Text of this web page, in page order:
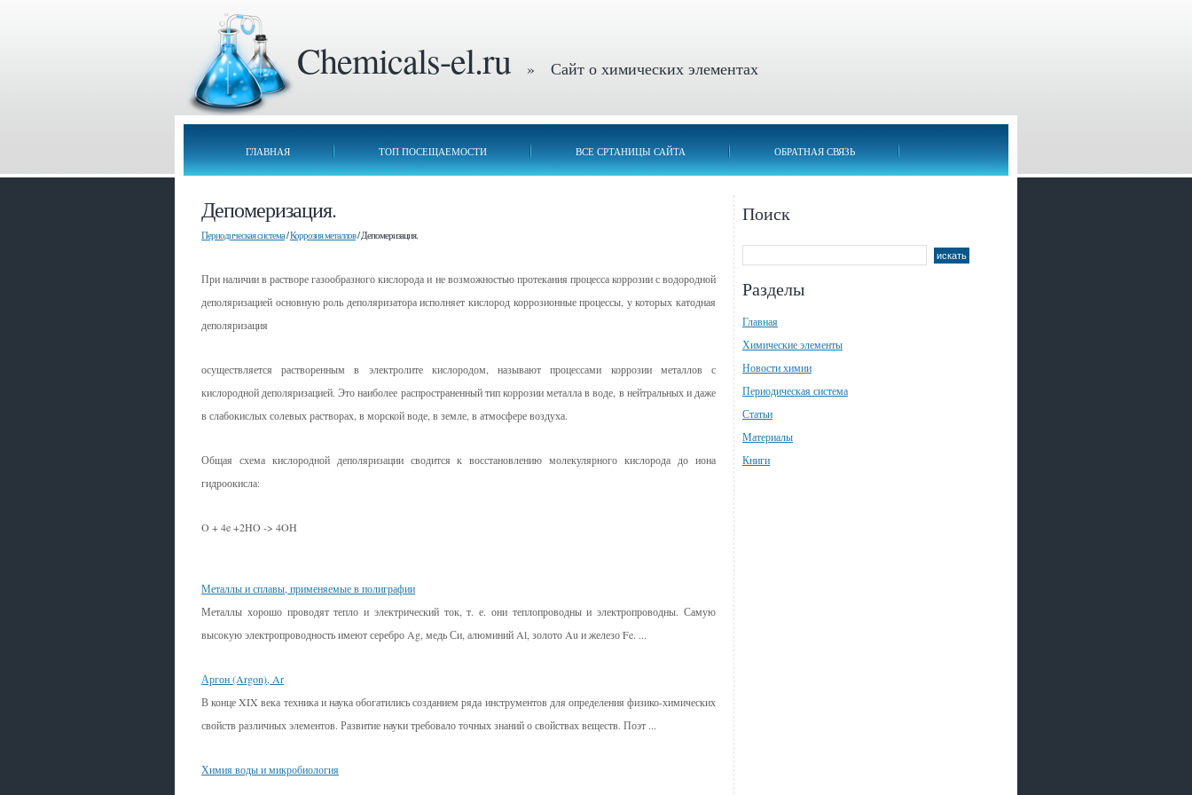
Chemicals-el.ru » Сайт о химических элементах
ГЛАВНАЯ ТОП ПОСЕЩАЕМОСТИ ВСЕ СРТАНИЦЫ САЙТА ОБРАТНАЯ СВЯЗЬ
Депомеризация.
Периодическая система/Коррозия металлов/ Депомеризация.
При наличии в растворе газообразного кислорода и не возможностью протекания процесса коррозии с водородной
деполяризацией основную роль деполяризатора исполняет кислород коррозионные процессы, у которых катодная
деполяризация
осуществляется растворенным в электролите кислородом, называют процессами коррозии металлов с
кислородной деполяризацией. Это наиболее распространенный тип коррозии металла в воде, в нейтральных и даже
в слабокислых солевых растворах, в морской воде, в земле, в атмосфере воздуха.
Общая схема кислородной деполяризации сводится к восстановлению молекулярного кислорода до иона
гидроокисла:
O + 4e +2HO -> 4OH
Металлы и сплавы, применяемые в полиграфии
Металлы хорошо проводят тепло и электрический ток, т. е. они теплопроводны и электропроводны. Самую
высокую электропроводность имеют серебро Ag, медь Си, алюминий Al, золото Au и железо Fe. ...
Аргон (Argon), Ar
В конце XIX века техника и наука обогатились созданием ряда инструментов для определения физико-химических
свойств различных элементов. Развитие науки требовало точных знаний о свойствах веществ. Поэт ...
Химия воды и микробиология
Поиск
Разделы
Главная
Химические элементы
Новости химии
Периодическая система
Статьи
Материалы
Книги